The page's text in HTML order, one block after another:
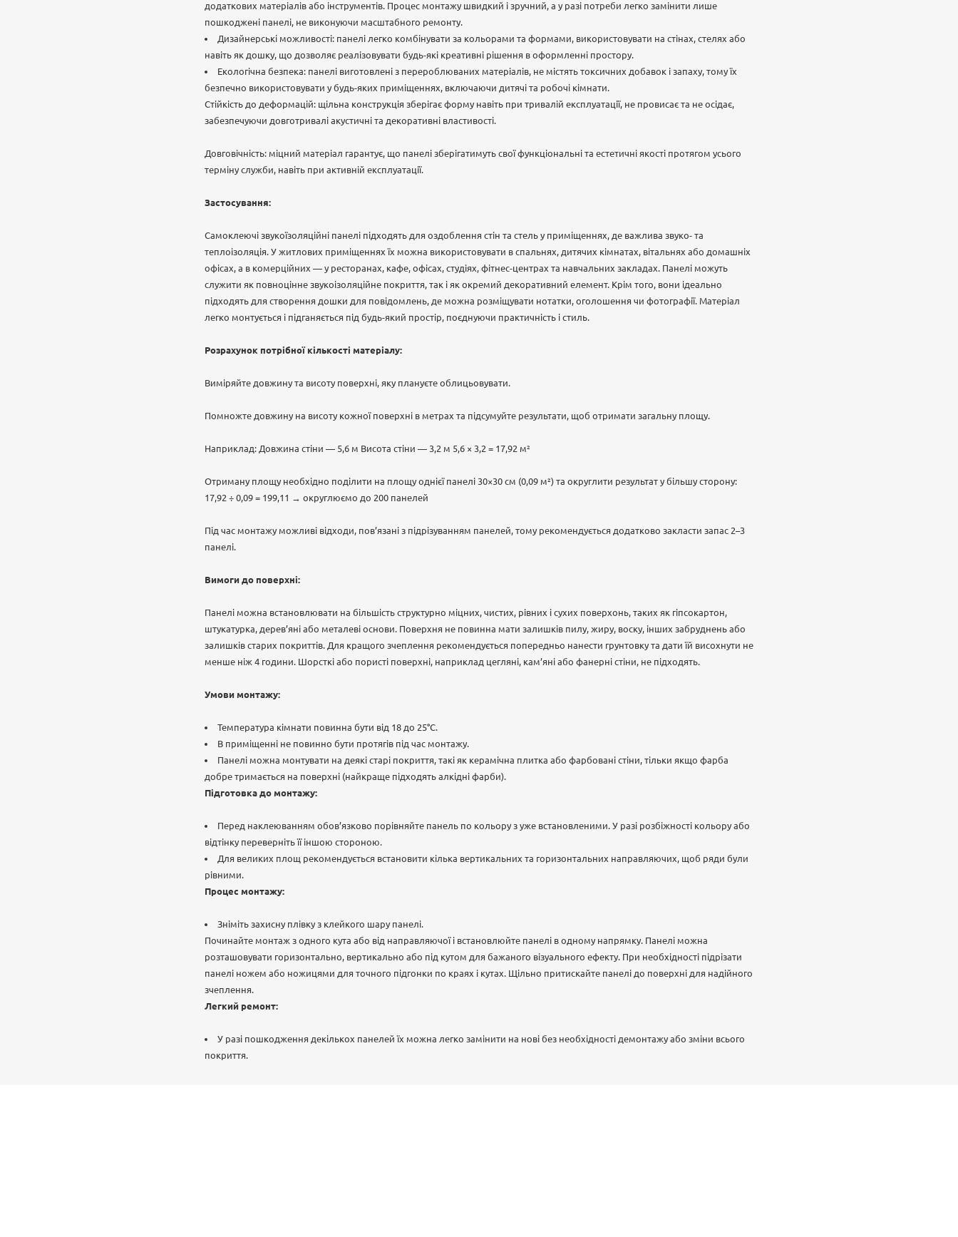
додаткових матеріалів або інструментів. Процес монтажу швидкий і зручний, а у разі потреби легко замінити лише
пошкоджені панелі, не виконуючи масштабного ремонту.
Дизайнерські можливості: панелі легко комбінувати за кольорами та формами, використовувати на стінах, стелях або
навіть як дошку, що дозволяє реалізовувати будь-які креативні рішення в оформленні простору.
Екологічна безпека: панелі виготовлені з перероблюваних матеріалів, не містять токсичних добавок і запаху, тому їх
безпечно використовувати у будь-яких приміщеннях, включаючи дитячі та робочі кімнати.
Стійкість до деформацій: щільна конструкція зберігає форму навіть при тривалій експлуатації, не провисає та не осідає,
забезпечуючи довготривалі акустичні та декоративні властивості.
Довговічність: міцний матеріал гарантує, що панелі зберігатимуть свої функціональні та естетичні якості протягом усього
терміну служби, навіть при активній експлуатації.
Застосування:
Самоклеючі звукоїзоляційні панелі підходять для оздоблення стін та стель у приміщеннях, де важлива звуко- та
теплоізоляція. У житлових приміщеннях їх можна використовувати в спальнях, дитячих кімнатах, вітальнях або домашніх
офісах, а в комерційних — у ресторанах, кафе, офісах, студіях, фітнес-центрах та навчальних закладах. Панелі можуть
служити як повноцінне звукоізоляційне покриття, так і як окремий декоративний елемент. Крім того, вони ідеально
підходять для створення дошки для повідомлень, де можна розміщувати нотатки, оголошення чи фотографії. Матеріал
легко монтується і підганяється під будь-який простір, поєднуючи практичність і стиль.
Розрахунок потрібної кількості матеріалу:
Виміряйте довжину та висоту поверхні, яку плануєте облицьовувати.
Помножте довжину на висоту кожної поверхні в метрах та підсумуйте результати, щоб отримати загальну площу.
Наприклад: Довжина стіни — 5,6 м Висота стіни — 3,2 м 5,6 × 3,2 = 17,92 м²
Отриману площу необхідно поділити на площу однієї панелі 30×30 см (0,09 м²) та округлити результат у більшу сторону:
17,92 ÷ 0,09 = 199,11 → округлюємо до 200 панелей
Під час монтажу можливі відходи, пов’язані з підрізуванням панелей, тому рекомендується додатково закласти запас 2–3
панелі.
Вимоги до поверхні:
Панелі можна встановлювати на більшість структурно міцних, чистих, рівних і сухих поверхонь, таких як гіпсокартон,
штукатурка, дерев’яні або металеві основи. Поверхня не повинна мати залишків пилу, жиру, воску, інших забруднень або
залишків старих покриттів. Для кращого зчеплення рекомендується попередньо нанести грунтовку та дати їй висохнути не
менше ніж 4 години. Шорсткі або пористі поверхні, наприклад цегляні, кам’яні або фанерні стіни, не підходять.
Умови монтажу:
Температура кімнати повинна бути від 18 до 25°С.
В приміщенні не повинно бути протягів під час монтажу.
Панелі можна монтувати на деякі старі покриття, такі як керамічна плитка або фарбовані стіни, тільки якщо фарба
добре тримається на поверхні (найкраще підходять алкідні фарби).
Підготовка до монтажу:
Перед наклеюванням обов’язково порівняйте панель по кольору з уже встановленими. У разі розбіжності кольору або
відтінку переверніть її іншою стороною.
Для великих площ рекомендується встановити кілька вертикальних та горизонтальних направляючих, щоб ряди були
рівними.
Процес монтажу:
Зніміть захисну плівку з клейкого шару панелі.
Починайте монтаж з одного кута або від направляючої і встановлюйте панелі в одному напрямку. Панелі можна
розташовувати горизонтально, вертикально або під кутом для бажаного візуального ефекту. При необхідності підрізати
панелі ножем або ножицями для точного підгонки по краях і кутах. Щільно притискайте панелі до поверхні для надійного
зчеплення.
Легкий ремонт:
У разі пошкодження декількох панелей їх можна легко замінити на нові без необхідності демонтажу або зміни всього
покриття.